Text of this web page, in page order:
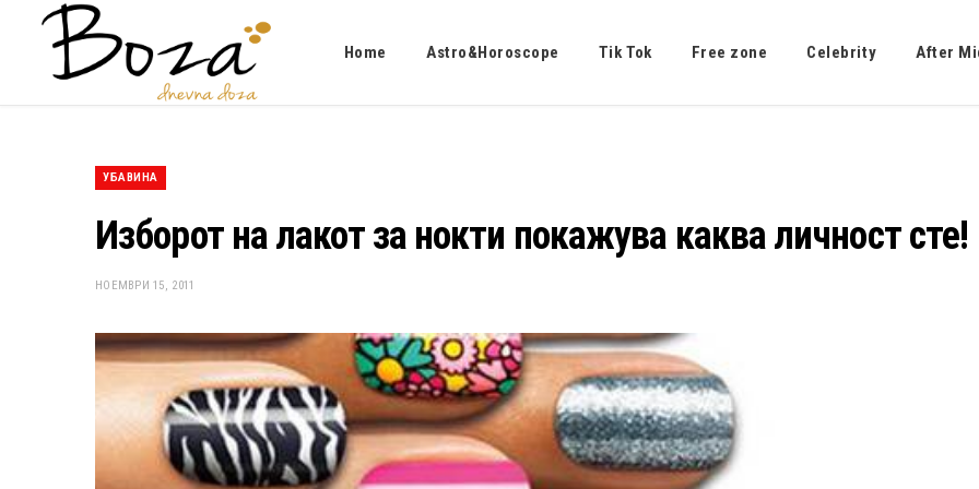
Home Astro&Horoscope Tik Tok Free zone Celebrity After
УБАВИНА
Изборот на лакот за нокти покажува каква личност сте!
НОЕМВРИ 15, 2011